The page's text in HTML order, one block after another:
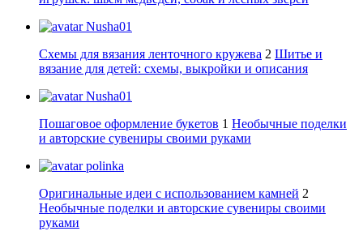
Nusha01
Схемы для вязания ленточного кружева 2 Шитье и
вязание для детей: схемы, выкройки и описания
Nusha01
Пошаговое оформление букетов 1 Необычные поделки
и авторские сувениры своими руками
polinka
Оригинальные идеи с использованием камней 2
Необычные поделки и авторские сувениры своими
руками